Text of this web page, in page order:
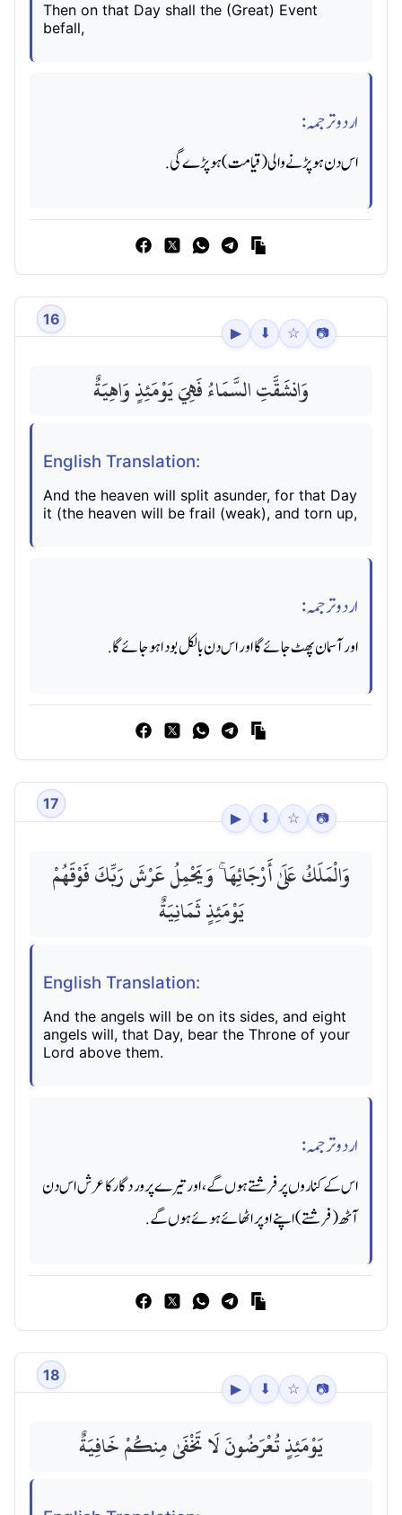
Then on that Day shall the (Great) Event
befall,
اردو ترجمہ:
اس دن ہو پڑنے والی (قیامت) ہو پڑے گی.
16
▶ ⬇ ☆ 📷
وَانشَقَّتِ السَّمَاءُ فَهِيَ يَوْمَئِذٍ وَاهِيَةٌ
English Translation:
And the heaven will split asunder, for that Day
it (the heaven will be frail (weak), and torn up,
اردو ترجمہ:
اور آسمان پھٹ جائے گا اور اس دن بالکل بودا ہوجائے گا.
17
▶ ⬇ ☆ 📷
وَالْمَلَكُ عَلَىٰ أَرْجَائِهَا ۚ وَيَحْمِلُ عَرْشَ رَبِّكَ فَوْقَهُمْ
يَوْمَئِذٍ ثَمَانِيَةٌ
English Translation:
And the angels will be on its sides, and eight
angels will, that Day, bear the Throne of your
Lord above them.
اردو ترجمہ:
اس کے کناروں پر فرشتے ہوں گے ، اور تیرے پروردگار کا عرش اس دن
آٹھ (فرشتے) اپنے اوپر اٹھائے ہوئے ہوں گے.
18
▶ ⬇ ☆ 📷
يَوْمَئِذٍ تُعْرَضُونَ لَا تَخْفَىٰ مِنكُمْ خَافِيَةٌ